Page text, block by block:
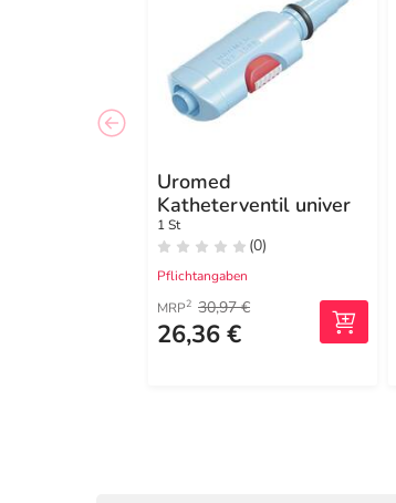
Uromed
Katheterventil univer
1 St
(0)
Pflichtangaben
MRP2 30,97 €
26,36 €